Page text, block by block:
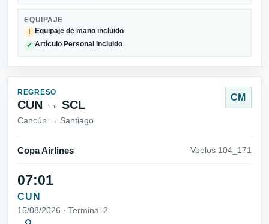
EQUIPAJE
!
Equipaje de mano incluido
✓ Artículo Personal incluido
REGRESO
CUN → SCL
Cancún → Santiago
CM
Copa Airlines Vuelos 104_171
07:01
CUN
15/08/2026 · Terminal 2